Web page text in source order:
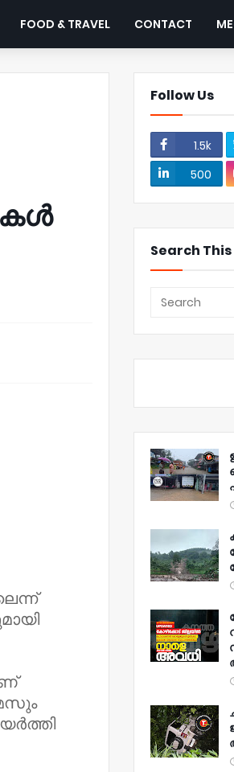
FOOD & TRAVEL CONTACT
Follow Us
1.5k
500
Search